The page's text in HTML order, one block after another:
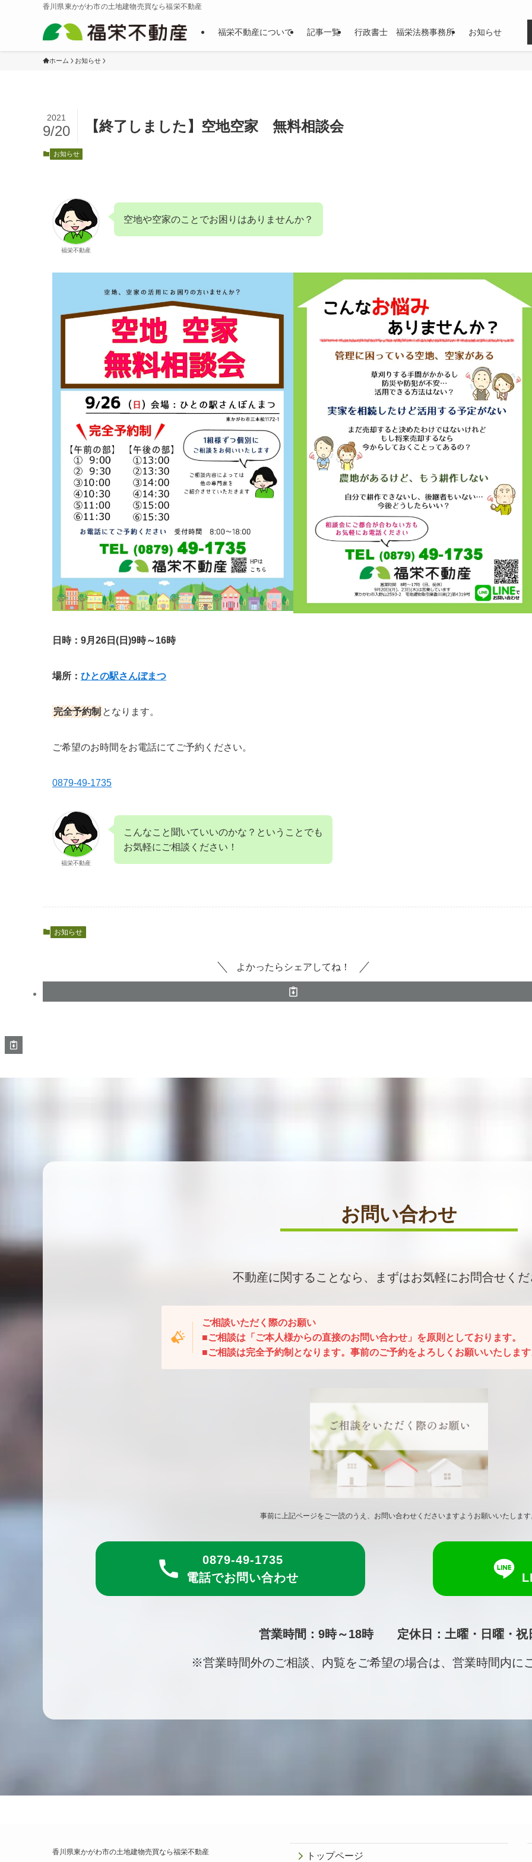
香川県東かがわ市の土地建物売買なら福栄不動産
福栄不動産について 記事一覧 行政書士 福栄法務事務所 お知らせ
ホーム お知らせ
【終了しました】空地空家 無料相談会
2021
9/20
お知らせ
福栄不動産
空地や空家のことでお困りはありませんか？
日時：9月26日(日)9時～16時
場所： ひとの駅さんぼまつ
完全予約制 となります。
ご希望のお時間をお電話にてご予約ください。
0879-49-1735
福栄不動産
こんなこと聞いていいのかな？ということでも
お気軽にご相談ください！
お知らせ
よかったらシェアしてね！
お問い合わせ
不動産に関することなら、まずはお気軽にお問合せく
ご相談いただく際のお願い
■ご相談は「ご本人様からの直接のお問い合わせ」を原則としております。
■ご相談は完全予約制となります。事前のご予約をよろしくお願いいたしま
事前に上記ページをご一読のうえ、お問い合わせくださいますようお願いいたしま
0879-49-1735
電話でお問い合わせ
営業時間：9時～18時 定休日：土曜・日曜・祝
※営業時間外のご相談、内覧をご希望の場合は、営業時間内に
香川県東かがわ市の土地建物売買なら福栄不動産 トップページ